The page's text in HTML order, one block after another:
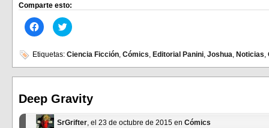
Comparte esto:
Haz
clic
en
Facebook
(Se
abre
ventana
nueva)
Haz
clic
en
(Se
abre
ventana
nueva)
Etiquetas: Ciencia Ficción, Cómics, Editorial Panini, Joshua, Noticias,
Deep Gravity
SrGrifter, el 23 de octubre de 2015 en Cómics